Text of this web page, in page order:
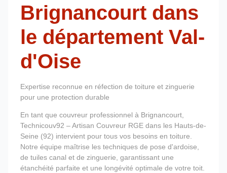
Brignancourt dans
le département Val-
d'Oise
Expertise reconnue en réfection de toiture et zinguerie
pour une protection durable
En tant que couvreur professionnel à Brignancourt,
Technicouv92 – Artisan Couvreur RGE dans les Hauts-de-
Seine (92) intervient pour tous vos besoins en toiture.
Notre équipe maîtrise les techniques de pose d'ardoise,
de tuiles canal et de zinguerie, garantissant une
étanchéité parfaite et une longévité optimale de votre toit.